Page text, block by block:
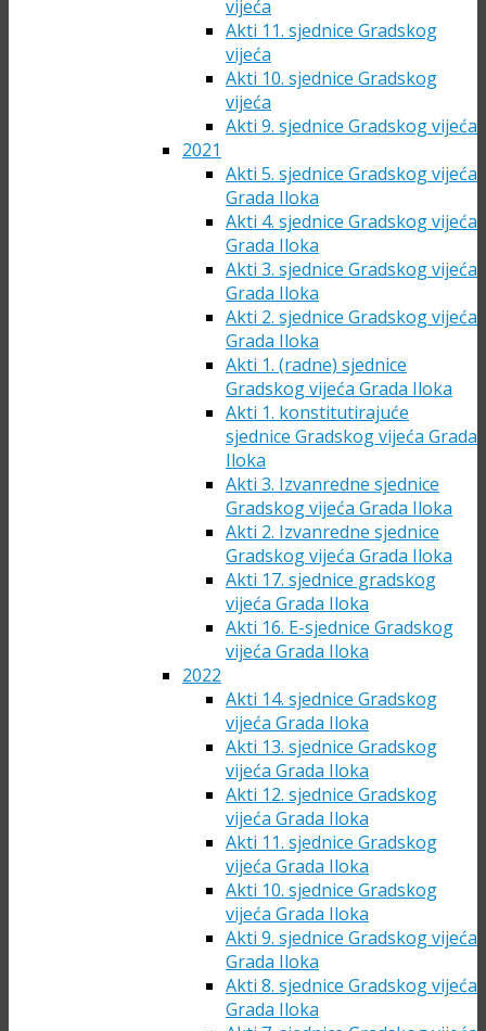
vijeća
Akti 11. sjednice Gradskog
vijeća
Akti 10. sjednice Gradskog
vijeća
Akti 9. sjednice Gradskog vijeća
2021
Akti 5. sjednice Gradskog vijeća
Grada Iloka
Akti 4. sjednice Gradskog vijeća
Grada Iloka
Akti 3. sjednice Gradskog vijeća
Grada Iloka
Akti 2. sjednice Gradskog vijeća
Grada Iloka
Akti 1. (radne) sjednice
Gradskog vijeća Grada Iloka
Akti 1. konstitutirajuće
sjednice Gradskog vijeća Grada
Iloka
Akti 3. Izvanredne sjednice
Gradskog vijeća Grada Iloka
Akti 2. Izvanredne sjednice
Gradskog vijeća Grada Iloka
Akti 17. sjednice gradskog
vijeća Grada Iloka
Akti 16. E-sjednice Gradskog
vijeća Grada Iloka
2022
Akti 14. sjednice Gradskog
vijeća Grada Iloka
Akti 13. sjednice Gradskog
vijeća Grada Iloka
Akti 12. sjednice Gradskog
vijeća Grada Iloka
Akti 11. sjednice Gradskog
vijeća Grada Iloka
Akti 10. sjednice Gradskog
vijeća Grada Iloka
Akti 9. sjednice Gradskog vijeća
Grada Iloka
Akti 8. sjednice Gradskog vijeća
Grada Iloka